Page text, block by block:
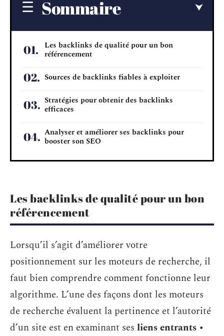
Sommaire
Les backlinks de qualité pour un bon
référencement
Sources de backlinks fiables à exploiter
Stratégies pour obtenir des backlinks
efficaces
Analyser et améliorer ses backlinks pour
booster son SEO
Les backlinks de qualité pour un bon
référencement
Lorsqu’il s’agit d’améliorer votre
positionnement sur les moteurs de recherche, il
faut bien comprendre comment fonctionne leur
algorithme. L’une des façons dont les moteurs
de recherche évaluent la pertinence et l’autorité
d’un site est en examinant ses liens entrants •